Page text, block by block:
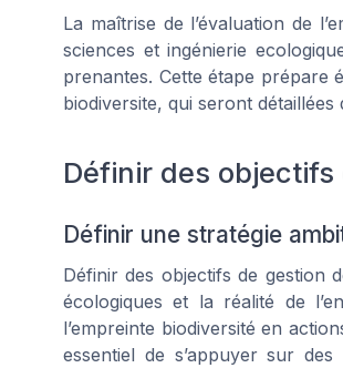
La maîtrise de l’évaluation de
sciences et ingénierie
prenantes. Cette étape prépare
biodiversite, qui seront
Définir des
Définir une stratégie
Définir des objectifs de gestion
écologiques et la réalité de
l’empreinte biodiversité en
essentiel de s’appuyer sur